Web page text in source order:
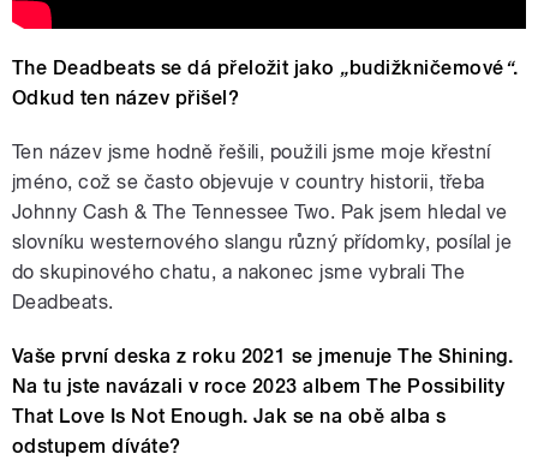
The Deadbeats se dá přeložit jako „budižkničemové“.
Odkud ten název přišel?
Ten název jsme hodně řešili, použili jsme moje křestní
jméno, což se často objevuje v country historii, třeba
Johnny Cash & The Tennessee Two. Pak jsem hledal ve
slovníku westernového slangu různý přídomky, posílal je
do skupinového chatu, a nakonec jsme vybrali The
Deadbeats.
Vaše první deska z roku 2021 se jmenuje The Shining.
Na tu jste navázali v roce 2023 albem The Possibility
That Love Is Not Enough. Jak se na obě alba s
odstupem díváte?